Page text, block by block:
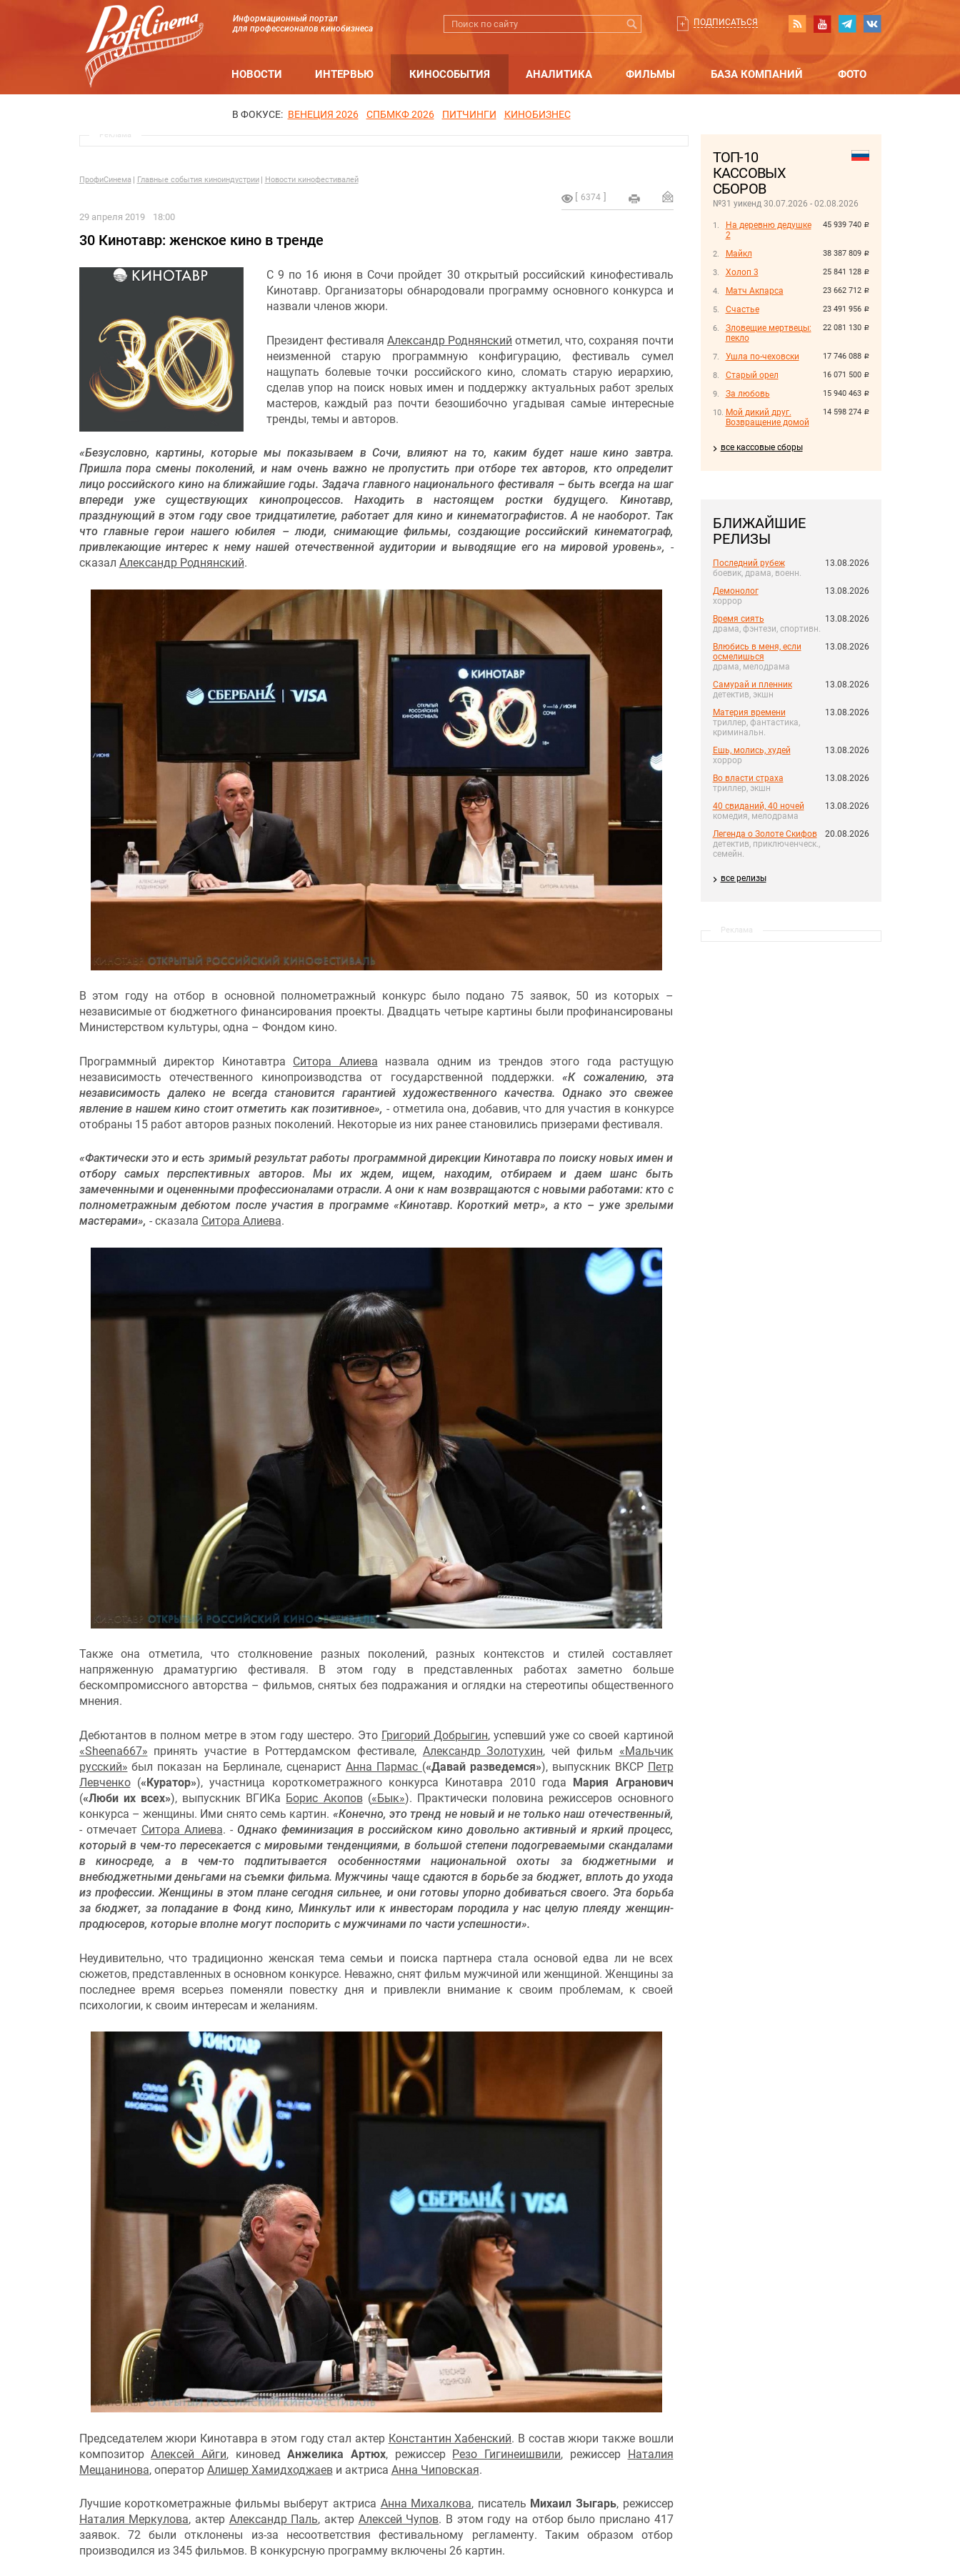
Информационный портал
для профессионалов кинобизнеса
ПОДПИСАТЬСЯ
НОВОСТИ ИНТЕРВЬЮ КИНОСОБЫТИЯ АНАЛИТИКА ФИЛЬМЫ БАЗА КОМПАНИЙ ФОТО
В ФОКУСЕ: ВЕНЕЦИЯ 2026 СПБМКФ 2026 ПИТЧИНГИ КИНОБИЗНЕС
ТОП-10
КАССОВЫХ
СБОРОВ
№31 уикенд 30.07.2026 - 02.08.2026
45 939 740 руб.
На деревню дедушке
2
38 387 809 руб.
Майкл
25 841 128 руб.
Холоп 3
23 662 712 руб.
Матч Акпарса
23 491 956 руб.
Счастье
22 081 130 руб.
Зловещие мертвецы:
пекло
17 746 088 руб.
Ушла по-чеховски
16 071 500 руб.
Старый орел
15 940 463 руб.
За любовь
14 598 274 руб.
Мой дикий друг.
Возвращение домой
все кассовые сборы
БЛИЖАЙШИЕ
РЕЛИЗЫ
Последний рубеж
боевик, драма, военн.
13.08.2026
Демонолог
хоррор
13.08.2026
Время сиять
драма, фэнтези, спортивн.
13.08.2026
Влюбись в меня, если
осмелишься
драма, мелодрама
13.08.2026
Самурай и пленник
детектив, экшн
13.08.2026
Материя времени
триллер, фантастика,
криминальн.
13.08.2026
Ешь, молись, худей
хоррор
13.08.2026
Во власти страха
триллер, экшн
13.08.2026
40 свиданий, 40 ночей
комедия, мелодрама
13.08.2026
Легенда о Золоте Скифов
детектив, приключенческ.,
семейн.
20.08.2026
все релизы
Реклама
Реклама
ПрофиСинема Главные события киноиндустрии Новости кинофестивалей
6374
29 апреля 2019 18:00
30 Кинотавр: женское кино в тренде
С 9 по 16 июня в Сочи пройдет 30 открытый российский кинофестиваль
Кинотавр. Организаторы обнародовали программу основного конкурса и
назвали членов жюри.
Президент фестиваля Александр Роднянский отметил, что, сохраняя почти
неизменной старую программную конфигурацию, фестиваль сумел
нащупать болевые точки российского кино, сломать старую иерархию,
сделав упор на поиск новых имен и поддержку актуальных работ зрелых
мастеров, каждый раз почти безошибочно угадывая самые интересные
тренды, темы и авторов.
«Безусловно, картины, которые мы показываем в Сочи, влияют на то, каким будет наше кино завтра.
Пришла пора смены поколений, и нам очень важно не пропустить при отборе тех авторов, кто определит
лицо российского кино на ближайшие годы. Задача главного национального фестиваля – быть всегда на шаг
впереди уже существующих кинопроцессов. Находить в настоящем ростки будущего. Кинотавр,
празднующий в этом году свое тридцатилетие, работает для кино и кинематографистов. А не наоборот. Так
что главные герои нашего юбилея – люди, снимающие фильмы, создающие российский кинематограф,
привлекающие интерес к нему нашей отечественной аудитории и выводящие его на мировой уровень», -
сказал Александр Роднянский.
В этом году на отбор в основной полнометражный конкурс было подано 75 заявок, 50 из которых –
независимые от бюджетного финансирования проекты. Двадцать четыре картины были профинансированы
Министерством культуры, одна – Фондом кино.
Программный директор Кинотавтра Ситора Алиева назвала одним из трендов этого года растущую
независимость отечественного кинопроизводства от государственной поддержки.«К сожалению, эта
независимость далеко не всегда становится гарантией художественного качества. Однако это свежее
явление в нашем кино стоит отметить как позитивное», - отметила она, добавив, что для участия в конкурсе
отобраны 15 работ авторов разных поколений. Некоторые из них ранее становились призерами фестиваля.
«Фактически это и есть зримый результат работы программной дирекции Кинотавра по поиску новых имен и
отбору самых перспективных авторов. Мы их ждем, ищем, находим, отбираем и даем шанс быть
замеченными и оцененными профессионалами отрасли. А они к нам возвращаются с новыми работами: кто с
полнометражным дебютом после участия в программе «Кинотавр. Короткий метр», а кто – уже зрелыми
мастерами», - сказала Ситора Алиева.
Также она отметила, что столкновение разных поколений, разных контекстов и стилей составляет
напряженную драматургию фестиваля. В этом году в представленных работах заметно больше
бескомпромиссного авторства – фильмов, снятых без подражания и оглядки на стереотипы общественного
мнения.
Дебютантов в полном метре в этом году шестеро. Это Григорий Добрыгин, успевший уже со своей картиной
«Sheena667» принять участие в Роттердамском фестивале, Александр Золотухин, чей фильм «Мальчик
русский» был показан на Берлинале, сценарист Анна Пармас («Давай разведемся»), выпускник ВКСР Петр
Левченко(«Куратор»), участница короткометражного конкурса Кинотавра 2010 года Мария Агранович
(«Люби их всех»), выпускник ВГИКа Борис Акопов(«Бык»). Практически половина режиссеров основного
конкурса – женщины. Ими снято семь картин. «Конечно, это тренд не новый и не только наш отечественный,
- отмечает Ситора Алиева. - Однако феминизация в российском кино довольно активный и яркий процесс,
который в чем-то пересекается с мировыми тенденциями, в большой степени подогреваемыми скандалами
в киносреде, а в чем-то подпитывается особенностями национальной охоты за бюджетными и
внебюджетными деньгами на съемки фильма. Мужчины чаще сдаются в борьбе за бюджет, вплоть до ухода
из профессии. Женщины в этом плане сегодня сильнее, и они готовы упорно добиваться своего. Эта борьба
за бюджет, за попадание в Фонд кино, Минкульт или к инвесторам породила у нас целую плеяду женщин-
продюсеров, которые вполне могут поспорить с мужчинами по части успешности».
Неудивительно, что традиционно женская тема семьи и поиска партнера стала основой едва ли не всех
сюжетов, представленных в основном конкурсе. Неважно, снят фильм мужчиной или женщиной. Женщины за
последнее время всерьез поменяли повестку дня и привлекли внимание к своим проблемам, к своей
психологии, к своим интересам и желаниям.
Председателем жюри Кинотавра в этом году стал актер Константин Хабенский. В состав жюри также вошли
композиторАлексей Айги, киноведАнжелика Артюх, режиссер Резо Гигинеишвили, режиссер Наталия
Мещанинова, оператор Алишер Хамидходжаеви актриса Анна Чиповская.
Лучшие короткометражные фильмы выберут актриса Анна Михалкова, писатель Михаил Зыгарь, режиссер
Наталия Меркулова, актер Александр Паль, актер Алексей Чупов. В этом году на отбор было прислано 417
заявок. 72 были отклонены из-за несоответствия фестивальному регламенту. Таким образом отбор
производился из 345 фильмов. В конкурсную программу включены 26 картин.